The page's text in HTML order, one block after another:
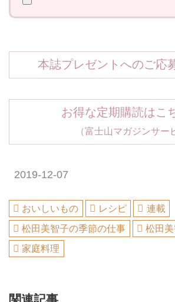
本誌プレゼントへのご応
お得な定期購読はこ
（富士山マガジンサー
2019-12-07
おいしいもの レシピ
連載
松田美智子の季節の仕事
松田
家庭料理